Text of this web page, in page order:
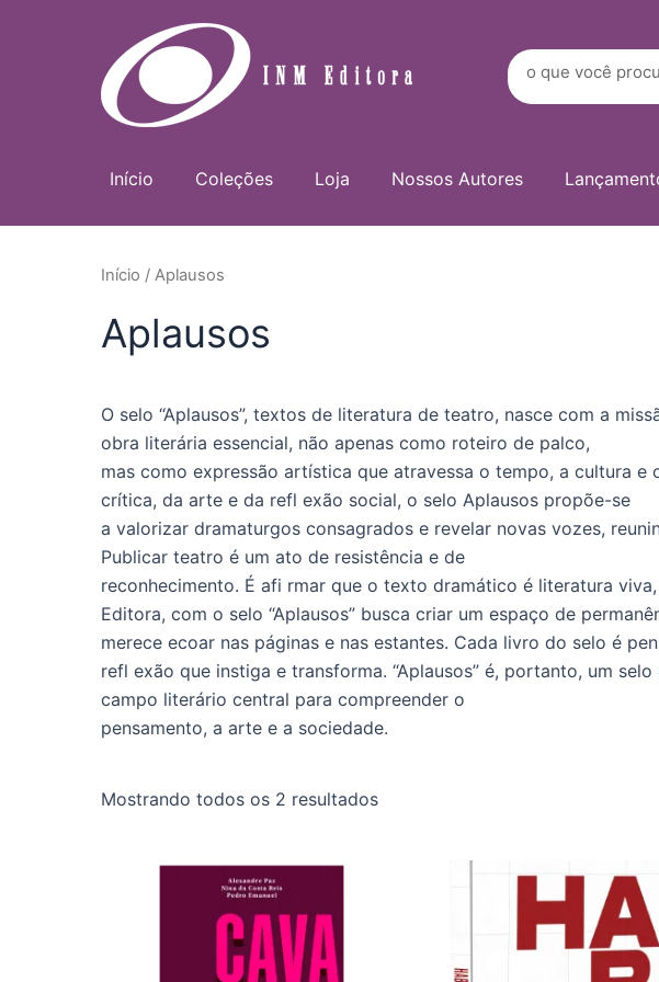
Search
Início Coleções Loja Nossos Autores
Início / Aplausos
Aplausos
O selo “Aplausos”, textos de literatura de teatro, nasce com a
obra literária essencial, não apenas como roteiro de palco,
mas como expressão artística que atravessa o tempo, a cultura
crítica, da arte e da refl exão social, o selo Aplausos propõe-se
a valorizar dramaturgos consagrados e revelar novas vozes,
Publicar teatro é um ato de resistência e de
reconhecimento. É afi rmar que o texto dramático é literatura
Editora, com o selo “Aplausos” busca criar um espaço de
merece ecoar nas páginas e nas estantes. Cada livro do selo é
refl exão que instiga e transforma. “Aplausos” é, portanto, um
campo literário central para compreender o
pensamento, a arte e a sociedade.
Mostrando todos os 2 resultados